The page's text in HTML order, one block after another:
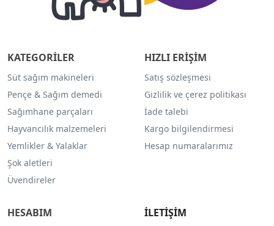
KATEGORİLER
Süt sağım makineleri
Pençe & Sağım demedi
Sağımhane parçaları
Hayvancılık malzemeleri
Yemlikler & Yalaklar
Şok aletleri
Üvendireler
HIZLI ERİŞİM
Satış sözleşmesi
Gizlilik ve çerez politikası
İade talebi
Kargo bilgilendirmesi
Hesap numaralarımız
HESABIM İLETİŞİM